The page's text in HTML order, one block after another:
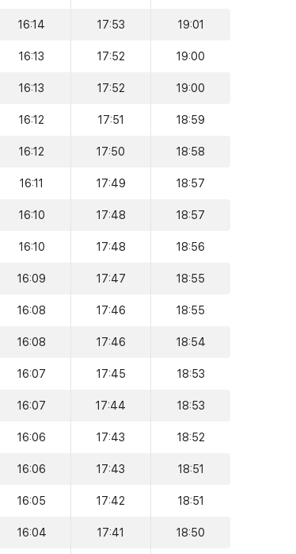
16:14 17:53 19:01
16:13 17:52 19:00
16:13 17:52 19:00
16:12 17:51 18:59
16:12 17:50 18:58
16:11 17:49 18:57
16:10 17:48 18:57
16:10 17:48 18:56
16:09 17:47 18:55
16:08 17:46 18:55
16:08 17:46 18:54
16:07 17:45 18:53
16:07 17:44 18:53
16:06 17:43 18:52
16:06 17:43 18:51
16:05 17:42 18:51
16:04 17:41 18:50